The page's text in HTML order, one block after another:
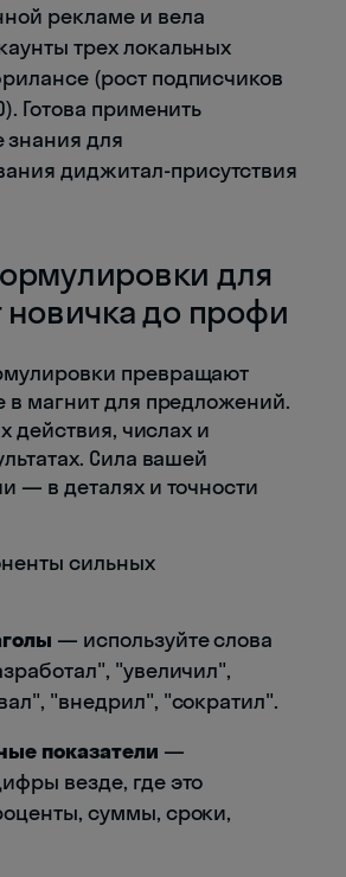
рекламе и вела
трех локальных
(рост подписчиков
Готова применить
для
диджитал-присутствия
для
до профи
превращают
магнит для предложений.
действия, числах и
Сила вашей
— в деталях и точности
сильных
— используйте слова
"увеличил",
"внедрил", "сократил".
показатели —
везде, где это
суммы, сроки,